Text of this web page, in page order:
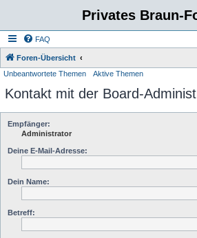
Privates Braun-
FAQ
Foren-Übersicht
Unbeantwortete Themen Aktive Themen
Kontakt mit der Board-
Empfänger:
Administrator
Deine E-Mail-Adresse:
Dein Name:
Betreff: